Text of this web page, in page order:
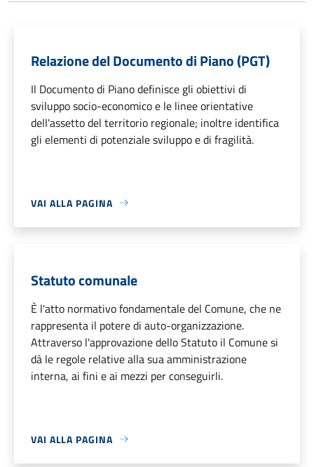
Relazione del Documento di Piano (PGT)
Il Documento di Piano definisce gli obiettivi di
sviluppo socio-economico e le linee orientative
dell'assetto del territorio regionale; inoltre identifica
gli elementi di potenziale sviluppo e di fragilità.
VAI ALLA PAGINA
Statuto comunale
È l'atto normativo fondamentale del Comune, che ne
rappresenta il potere di auto-organizzazione.
Attraverso l'approvazione dello Statuto il Comune si
dà le regole relative alla sua amministrazione
interna, ai fini e ai mezzi per conseguirli.
VAI ALLA PAGINA